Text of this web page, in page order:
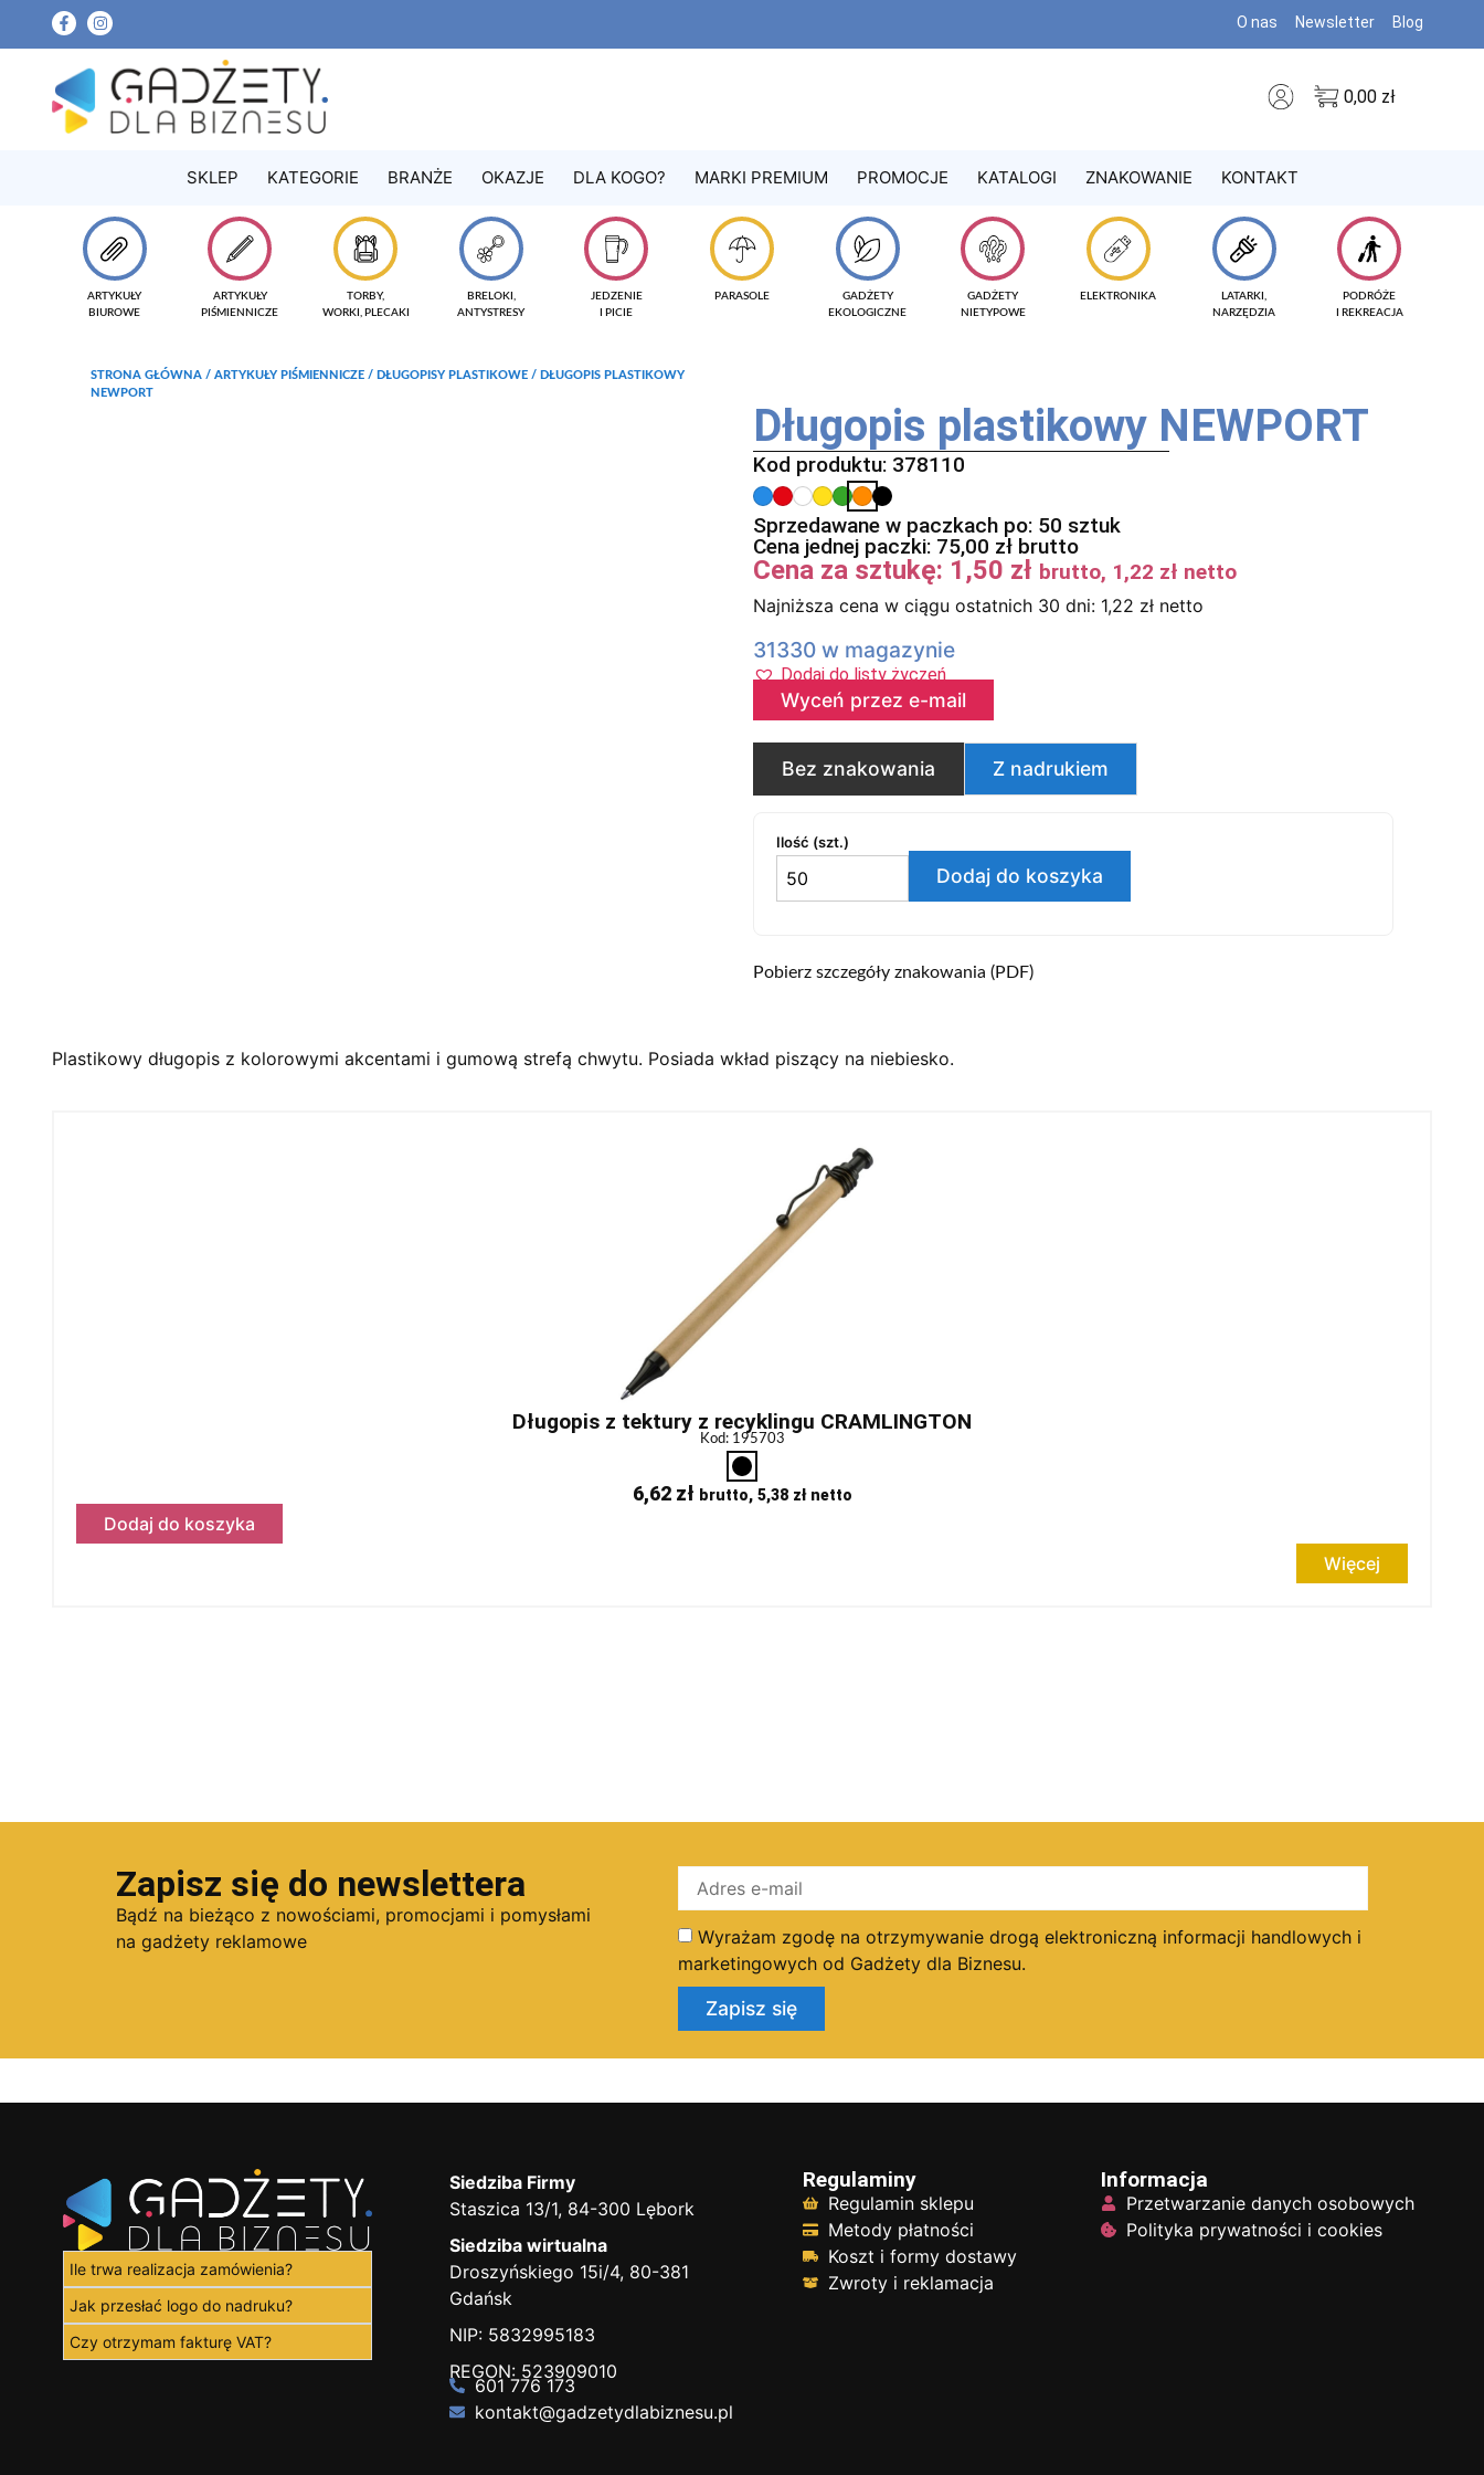
O nas Newsletter Blog
0,00 zł
SKLEP KATEGORIE BRANŻE OKAZJE DLA KOGO? MARKI PREMIUM PROMOCJE KATALOGI ZNAKOWANIE KONTAKT
ARTYKUŁY
BIUROWE
ARTYKUŁY
PIŚMIENNICZE
TORBY,
WORKI, PLECAKI
BRELOKI,
ANTYSTRESY
JEDZENIE
I PICIE
PARASOLE
GADŻETY
EKOLOGICZNE
GADŻETY
NIETYPOWE
ELEKTRONIKA
LATARKI,
NARZĘDZIA
PODRÓŻE
I REKREACJA
STRONA GŁÓWNA / ARTYKUŁY PIŚMIENNICZE / DŁUGOPISY PLASTIKOWE / DŁUGOPIS PLASTIKOWY
NEWPORT
Długopis plastikowy NEWPORT
Kod produktu: 378110
Sprzedawane w paczkach po: 50 sztuk
Cena jednej paczki: 75,00 zł brutto
Cena za sztukę: 1,50 zł brutto, 1,22 zł netto
Najniższa cena w ciągu ostatnich 30 dni: 1,22 zł netto
31330 w magazynie
Dodaj do listy życzeń
Wyceń przez e-mail
Bez znakowania Z nadrukiem
Ilość (szt.)
Dodaj do koszyka
Pobierz szczegóły znakowania (PDF)
Plastikowy długopis z kolorowymi akcentami i gumową strefą chwytu. Posiada wkład piszący na niebiesko.
Długopis z tektury z recyklingu CRAMLINGTON
Kod: 195703
6,62 zł brutto, 5,38 złnetto
Dodaj do koszyka
Więcej
Zapisz się do newslettera
Bądź na bieżąco z nowościami, promocjami i pomysłami
na gadżety reklamowe
Wyrażam zgodę na otrzymywanie drogą elektroniczną informacji handlowych i
marketingowych od Gadżety dla Biznesu.
Zapisz się
Ile trwa realizacja zamówienia?
Jak przesłać logo do nadruku?
Czy otrzymam fakturę VAT?
Siedziba Firmy
Staszica 13/1, 84-300 Lębork
Siedziba wirtualna
Droszyńskiego 15i/4, 80-381
Gdańsk
NIP: 5832995183
REGON: 523909010
601 776 173
kontakt@gadzetydlabiznesu.pl
Regulaminy
Regulamin sklepu
Metody płatności
Koszt i formy dostawy
Zwroty i reklamacja
Informacja
Przetwarzanie danych osobowych
Polityka prywatności i cookies